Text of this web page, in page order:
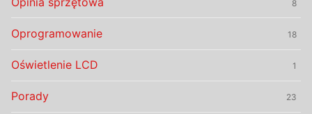
8
Oprogramowanie 18
Oświetlenie LCD 1
Porady 23